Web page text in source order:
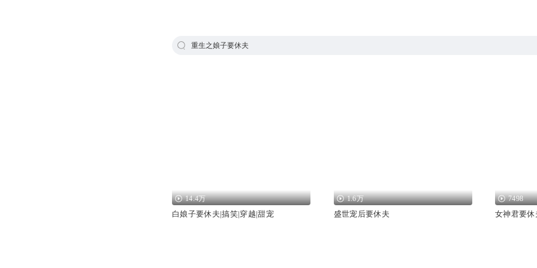
重生之娘子要休夫
14.4万
白娘子要休夫|搞笑|穿越|甜宠
1.6万
盛世宠后要休夫
7498
女神君要休